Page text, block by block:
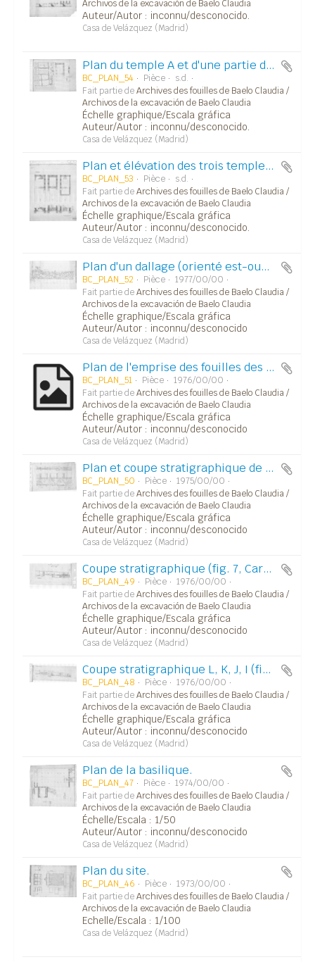
Archivos de la excavación de Baelo Claudia
Auteur/Autor : inconnu/desconocido.
Casa de Velázquez (Madrid)
Plan du temple A et d'une partie du bâtiment Ouest.
BC_PLAN_54 Pièce
s.d.
Fait partie deArchives des fouilles de Baelo Claudia /
Archivos de la excavación de Baelo Claudia
Échelle graphique/Escala gráfica
Auteur/Autor : inconnu/desconocido.
Casa de Velázquez (Madrid)
Plan et élévation des trois temples du capitole.
BC_PLAN_53 Pièce
s.d.
Fait partie deArchives des fouilles de Baelo Claudia /
Archivos de la excavación de Baelo Claudia
Échelle graphique/Escala gráfica
Auteur/Autor : inconnu/desconocido.
Casa de Velázquez (Madrid)
Plan d'un dallage (orienté est-ouest) avec localisation de blocs d'architecture (a,b,c,d,e,f,g,h) (fig. 6 desplegable).
BC_PLAN_52 Pièce
1977/00/00
Fait partie deArchives des fouilles de Baelo Claudia /
Archivos de la excavación de Baelo Claudia
Échelle graphique/Escala gráfica
Auteur/Autor : inconnu/desconocido
Casa de Velázquez (Madrid)
Plan de l'emprise des fouilles des campagnes de 1975 et 1976 l'ouest de la place de forum.
BC_PLAN_51 Pièce
1976/00/00
Fait partie deArchives des fouilles de Baelo Claudia /
Archivos de la excavación de Baelo Claudia
Échelle graphique/Escala gráfica
Auteur/Autor : inconnu/desconocido
Casa de Velázquez (Madrid)
Plan et coupe stratigraphique de la zone entre la place du forum (à l'ouest) et trois bâtiment (Curie, Tabularium, Salle des votes) (Carpeta 21).
BC_PLAN_50 Pièce
1975/00/00
Fait partie deArchives des fouilles de Baelo Claudia /
Archivos de la excavación de Baelo Claudia
Échelle graphique/Escala gráfica
Auteur/Autor : inconnu/desconocido
Casa de Velázquez (Madrid)
Coupe stratigraphique (fig. 7, Carp. 18).
BC_PLAN_49 Pièce
1976/00/00
Fait partie deArchives des fouilles de Baelo Claudia /
Archivos de la excavación de Baelo Claudia
Échelle graphique/Escala gráfica
Auteur/Autor : inconnu/desconocido
Casa de Velázquez (Madrid)
Coupe stratigraphique L, K, J, I (fig. 6, Carp. 18).
BC_PLAN_48 Pièce
1976/00/00
Fait partie deArchives des fouilles de Baelo Claudia /
Archivos de la excavación de Baelo Claudia
Échelle graphique/Escala gráfica
Auteur/Autor : inconnu/desconocido
Casa de Velázquez (Madrid)
Plan de la basilique.
BC_PLAN_47 Pièce
1974/00/00
Fait partie deArchives des fouilles de Baelo Claudia /
Archivos de la excavación de Baelo Claudia
Échelle/Escala : 1/50
Auteur/Autor : inconnu/desconocido
Casa de Velázquez (Madrid)
Plan du site.
BC_PLAN_46 Pièce
1973/00/00
Fait partie deArchives des fouilles de Baelo Claudia /
Archivos de la excavación de Baelo Claudia
Echelle/Escala : 1/100
Casa de Velázquez (Madrid)